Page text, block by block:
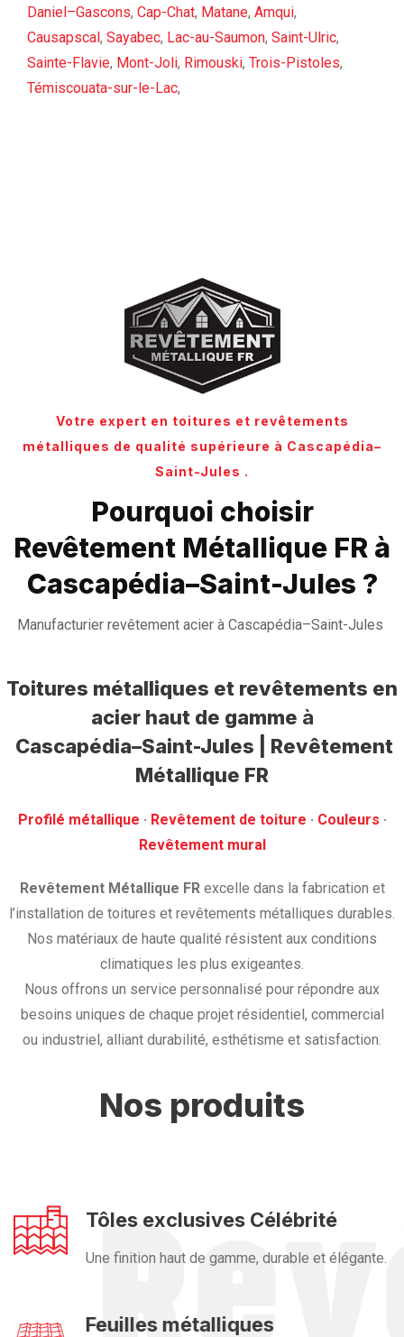
Daniel–Gascons, Cap-Chat, Matane, Amqui,
Causapscal , Sayabec, Lac-au-Saumon, Saint-Ulric,
Sainte-Flavie, Mont-Joli, Rimouski, Trois-Pistoles,
Témiscouata-sur-le-Lac,
Votre expert en toitures et revêtements
métalliques de qualité supérieure à Cascapédia–
Saint-Jules .
Pourquoi choisir
Revêtement Métallique FR à
Cascapédia–Saint-Jules ?
Manufacturier revêtement acier à Cascapédia–Saint-Jules
Toitures métalliques et revêtements en
acier haut de gamme à
Cascapédia–Saint-Jules | Revêtement
Métallique FR
Profilé métallique · ‎ Revêtement de toiture · ‎ Couleurs ·
‎Revêtement mural
Revêtement Métallique FRexcelle dans la fabrication et
l’installation de toitures et revêtements métalliques durables.
Nos matériaux de haute qualité résistent aux conditions
climatiques les plus exigeantes.
Nous offrons un service personnalisé pour répondre aux
besoins uniques de chaque projet résidentiel, commercial
ou industriel, alliant durabilité, esthétisme et satisfaction.
Nos produits
Tôles exclusives Célébrité
Une finition haut de gamme, durable et élégante.
Feuilles métalliques